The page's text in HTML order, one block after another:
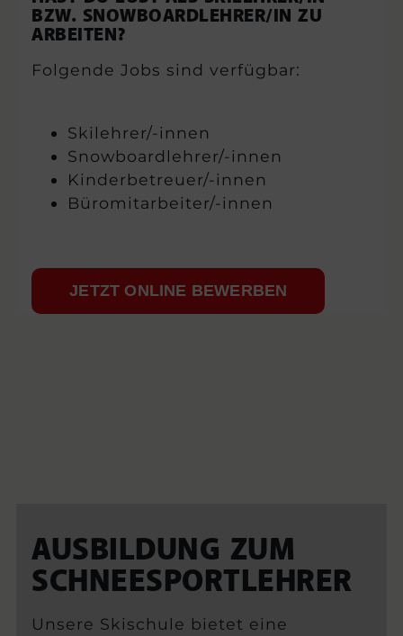
BZW. SNOWBOARDLEHRER/IN ZU
ARBEITEN?
Folgende Jobs sind verfügbar:
Skilehrer/-innen
Snowboardlehrer/-innen
Kinderbetreuer/-innen
Büromitarbeiter/-innen
JETZT ONLINE BEWERBEN
AUSBILDUNG ZUM
SCHNEESPORTLEHRER
Unsere Skischule bietet eine